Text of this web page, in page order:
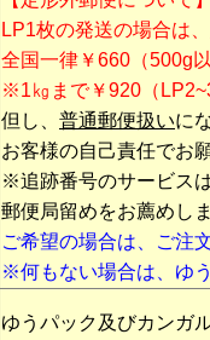
LP1枚の発送の場合は
全国一律￥660（500g
※1㎏まで￥920（
但し、 普通郵便扱いに
お客様の自己責任でお
※追跡番号のサービス
郵便局留めをお薦めしま
ご希望の場合は、ご注
※何もない場合は、ゆ
ゆうパック及びカンガ